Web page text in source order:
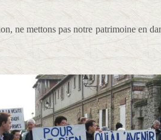
ne mettons pas notre patrimoine en